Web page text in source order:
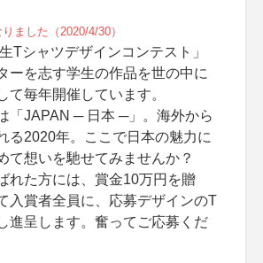
ました（2020/4/30）
Tシャツデザインコンテスト」
ーを志す学生の作品を世の中に
て毎年開催しています。
「JAPAN ─ 日本 ─」。海外から
る2020年。ここで日本の魅力に
て想いを馳せてみませんか？
れた方には、賞金10万円を贈
入賞者全員に、応募デザインのT
進呈します。奮ってご応募くだ